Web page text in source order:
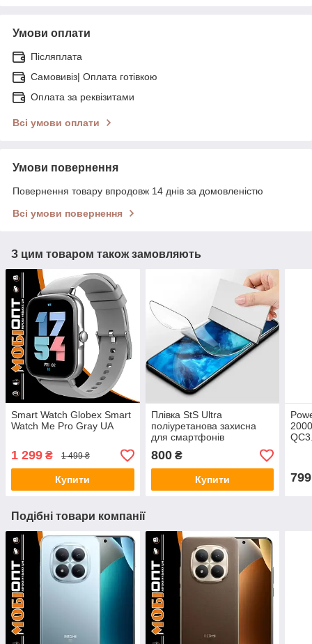
Умови оплати
Післяплата
Самовивіз| Оплата готівкою
Оплата за реквізитами
Всі умови оплати
Умови повернення
Повернення товару впродовж 14 днів за домовленістю
Всі умови повернення
З цим товаром також замовляють
Smart Watch Globex Smart
Watch Me Pro Gray UA
1 299 ₴ 1 499 ₴
Купити
Плівка StS Ultra
поліуретанова захисна
для смартфонів
800₴
Купити 799
Подібні товари компанії